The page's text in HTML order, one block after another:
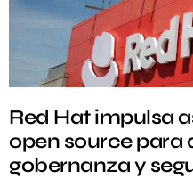
Red Hat impulsa
open source para
gobernanza y